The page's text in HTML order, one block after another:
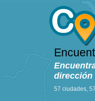
dirección
57 ciudades,